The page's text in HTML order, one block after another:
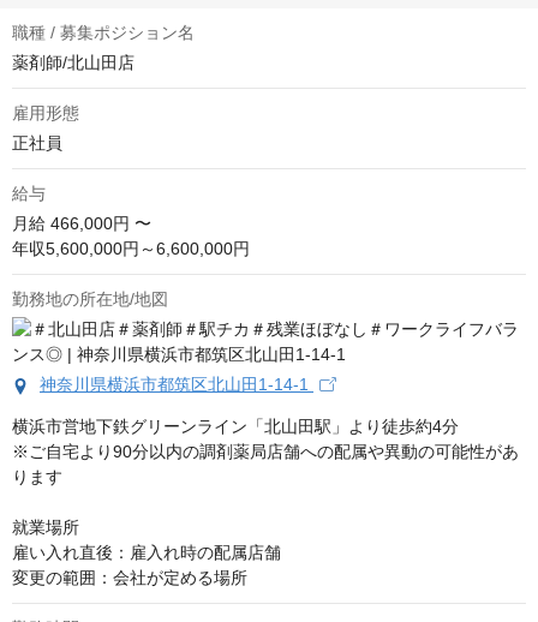
職種 / 募集ポジション名
薬剤師/北山田店
雇用形態
正社員
給与
月給 466,000円 〜
年収5,600,000円～6,600,000円
勤務地の所在地/地図
神奈川県横浜市都筑区北山田1-14-1
横浜市営地下鉄グリーンライン「北山田駅」より徒歩約4分
※ご自宅より90分以内の調剤薬局店舗への配属や異動の可能性があ
ります
就業場所
雇い入れ直後：雇入れ時の配属店舗
変更の範囲：会社が定める場所